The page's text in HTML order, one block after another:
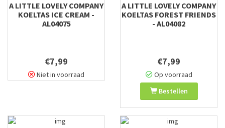
A LITTLE LOVELY COMPANY
KOELTAS ICE CREAM -
AL04075
€7,99
Niet in voorraad
A LITTLE LOVELY COMPANY
KOELTAS FOREST FRIENDS
- AL04082
€7,99
Op voorraad
Bestellen